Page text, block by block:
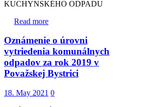
KUCHYNSKÉHO ODPADU
Read more
Oznámenie o úrovni
vytriedenia komunálnych
odpadov za rok 2019 v
Považskej Bystrici
18. May 2021 0